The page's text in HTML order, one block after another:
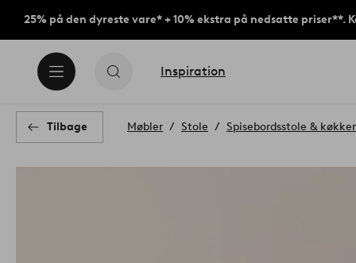
25% på den dyreste vare* + 10% ekstra på nedsatte priser**.
Inspiration
Tilbage Møbler Stole Spisebordsstole &